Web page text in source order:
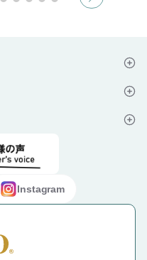
カンムリクリップ」の使いやすさを受
できるため、文字や図表を隠しにくく
厚みのある参考書や専門書、レシピ
るため、勉強や仕事、趣味のシーンで
手帳やメモ向けであるのに対し、本製
品は「しっかり固定したい」というニ
両手が自由になることで、書き込みや
パソコン作業もスムーズに行えます。
ご希望の場合は「お問い合わせフォー
ム」よりお問い合わせください。
Instagram